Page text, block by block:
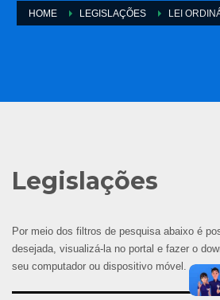
HOME LEGISLAÇÕES LEI
Legislações
Por meio dos filtros de pesquisa abaixo é
desejada, visualizá-la no portal e fazer o
seu computador ou dispositivo móvel.